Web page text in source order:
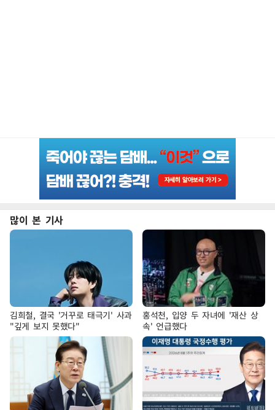
많이 본 기사
김희철, 결국 '거꾸로 태극기' 사과
"깊게 보지 못했다"
홍석천, 입양 두 자녀에 '재산 상
속' 언급했다